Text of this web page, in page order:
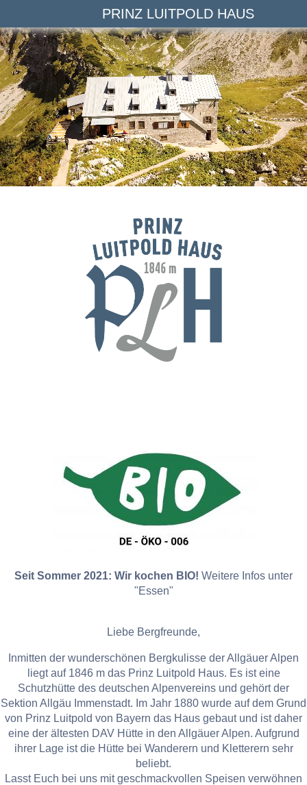
PRINZ LUITPOLD HAUS
Seit Sommer 2021: Wir kochen BIO! Weitere Infos unter
"Essen"
Liebe Bergfreunde,
Inmitten der wunderschönen Bergkulisse der Allgäuer Alpen
liegt auf 1846 m das Prinz Luitpold Haus. Es ist eine
Schutzhütte des deutschen Alpenvereins und gehört der
Sektion Allgäu Immenstadt. Im Jahr 1880 wurde auf dem Grund
von Prinz Luitpold von Bayern das Haus gebaut und ist daher
eine der ältesten DAV Hütte in den Allgäuer Alpen. Aufgrund
ihrer Lage ist die Hütte bei Wanderern und Kletterern sehr
beliebt.
Lasst Euch bei uns mit geschmackvollen Speisen verwöhnen